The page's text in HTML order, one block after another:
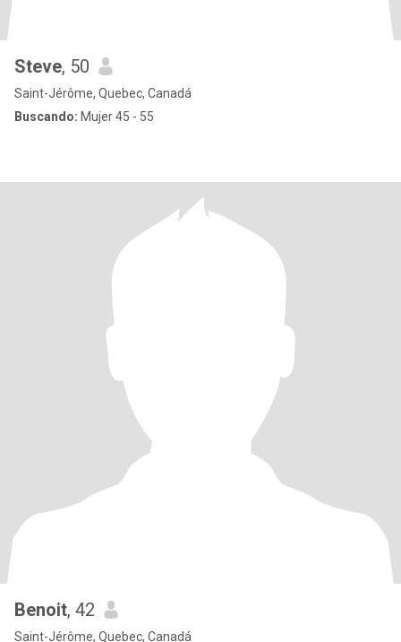
Steve, 50
Saint-Jérôme, Quebec, Canadá
Buscando: Mujer 45 - 55
Benoit, 42
Saint-Jérôme, Quebec, Canadá